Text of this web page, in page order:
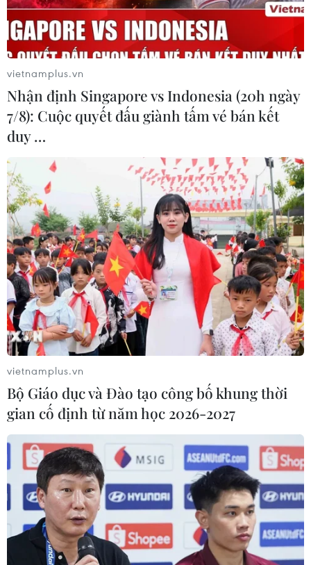
#đường hồ chí minh #chợ chu
#ngã ba trung sơn
#chậm tiến độ
#thông xe
Tuyên Quang
Thái Nguyên
TIN LIÊN QUAN
vietnamplus.vn
Nhận định Singapore vs Indonesia (20h ngày
7/8): Cuộc quyết đấu giành tấm vé bán kết
duy …
vietnamplus.vn
Bộ Giáo dục và Đào tạo công bố khung thời
gian cố định từ năm học 2026-2027